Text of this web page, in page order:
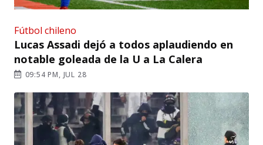
Fútbol chileno
Lucas Assadi dejó a todos aplaudiendo en
notable goleada de la U a La Calera
09:54 PM, JUL 28